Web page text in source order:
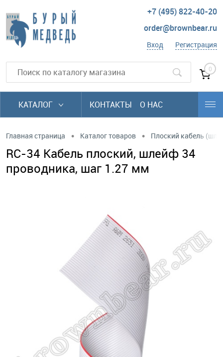
+7 (495) 822-40-20
order@brownbear.ru
Вход Регистрация
0
КАТАЛОГ КОНТАКТЫ О НАС
Главная страница • Каталог товаров • Плоский кабель
RC-34 Кабель плоский, шлейф 34
проводникa, шаг 1.27 мм